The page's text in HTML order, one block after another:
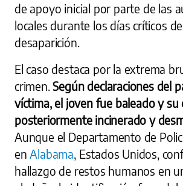
de apoyo inicial por parte de las
locales durante los días críticos
desaparición.
El caso destaca por la extrema
crimen.Según declaraciones del
víctima, el joven fue baleado y su
posteriormente incinerado y
Aunque el Departamento de
en Alabama , Estados Unidos,
hallazgo de restos humanos en